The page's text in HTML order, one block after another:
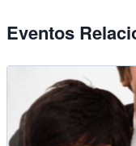
Eventos